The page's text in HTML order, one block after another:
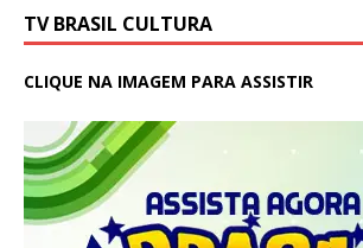
TV BRASIL CULTURA
CLIQUE NA IMAGEM PARA ASSISTIR